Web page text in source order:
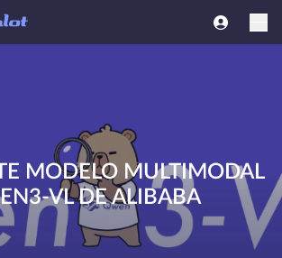
MODELO MULTIMODAL
VL DE ALIBABA